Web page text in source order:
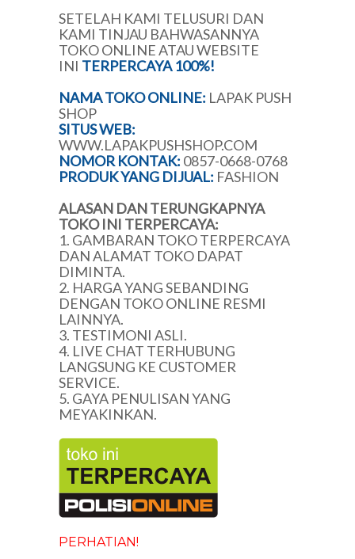
SETELAH KAMI TELUSURI DAN
KAMI TINJAU BAHWASANNYA
TOKO ONLINE ATAU WEBSITE
INI TERPERCAYA 100%!
NAMA TOKO ONLINE: LAPAK PUSH
SHOP
SITUS WEB:
WWW.LAPAKPUSHSHOP.COM
NOMOR KONTAK: 0857-0668-0768
PRODUK YANG DIJUAL: FASHION
ALASAN DAN TERUNGKAPNYA
TOKO INI TERPERCAYA:
1. GAMBARAN TOKO TERPERCAYA
DAN ALAMAT TOKO DAPAT
DIMINTA.
2. HARGA YANG SEBANDING
DENGAN TOKO ONLINE RESMI
LAINNYA.
3. TESTIMONI ASLI.
4. LIVE CHAT TERHUBUNG
LANGSUNG KE CUSTOMER
SERVICE.
5. GAYA PENULISAN YANG
MEYAKINKAN.
PERHATIAN!